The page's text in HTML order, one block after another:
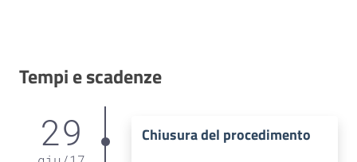
Tempi e scadenze
29 Chiusura del procedimento